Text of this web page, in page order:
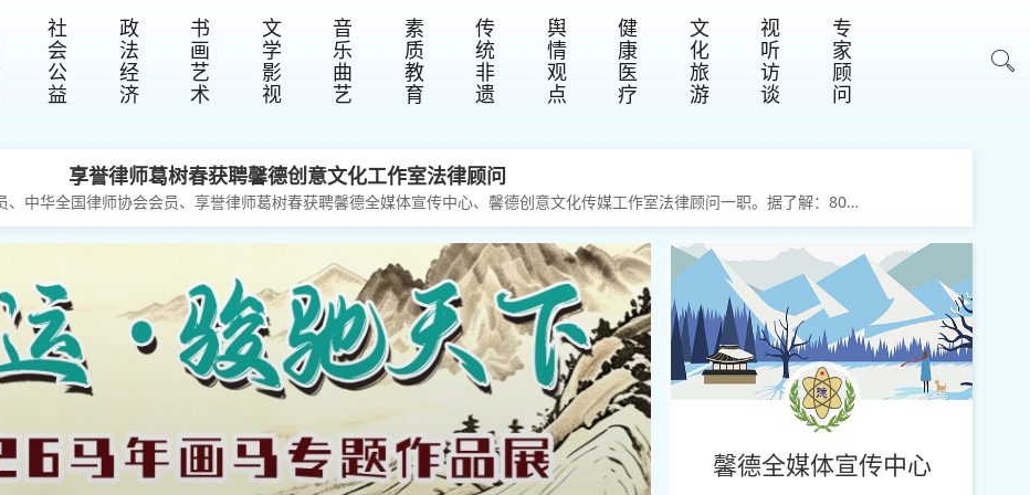
社
会
公
益
政
法
经
济
书
画
艺
术
文
学
影
视
音
乐
曲
艺
素
质
教
育
传
统
非
遗
舆
情
观
点
健
康
医
疗
文
化
旅
游
视
听
访
谈
专
家
顾
问
享誉律师葛树春获聘馨德创意文化工作室法律顾问
、中华全国律师协会会员、享誉律师葛树春获聘馨德全媒体宣传中心、馨德创意文化传媒工作室法律顾问一职。据了解：80后
会员，中国法学会会员，曾在多家法制类媒体从业，作家，公开出版《民间维权人手记》《谁与浮生记》《阴晴圆缺都是泪》
责任感强，思维缜密，极具亲和力，感同身受，视求助者如家...
馨德全媒体宣传中心